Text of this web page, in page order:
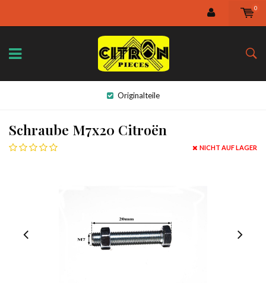
0
Originalteile
Schraube M7x20 Citroën
NICHT AUF LAGER